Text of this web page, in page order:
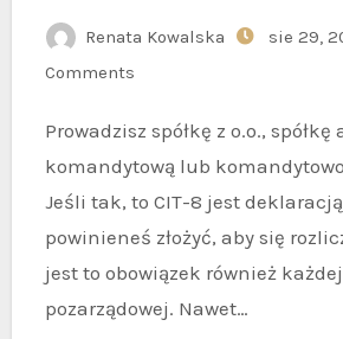
Renata Kowalska sie 29,
Comments
Prowadzisz spółkę z o.o., spółkę akcyjną,
komandytową lub
Jeśli tak, to CIT-8 jest
powinieneś złożyć, aby się
jest to obowiązek również
pozarządowej. Nawet…